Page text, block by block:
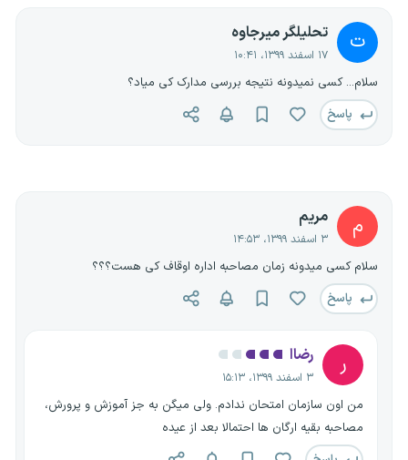
ت تحلیلگر میرجاوه
۱۷ اسفند ۱۳۹۹، ۱۰:۴۱
سلام... کسی نمیدونه نتیجه بررسی مدارک کی میاد؟
پاسخ
م مریم
۳ اسفند ۱۳۹۹، ۱۴:۵۳
سلام کسی میدونه زمان مصاحبه اداره اوقاف کی هست؟؟؟
پاسخ
ر رضاا
۳ اسفند ۱۳۹۹، ۱۵:۱۳
من اون سازمان امتحان ندادم. ولی میگن به جز آموزش و پرورش،
مصاحبه بقیه ارگان ها احتمالا بعد از عیده